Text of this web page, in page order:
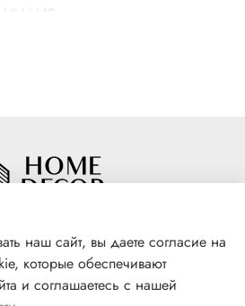
ИНДИЯ
Машинная стирка изделий в
316 00 81
ул. Лермонтова 102
наш сайт, вы даете согласие на
которые обеспечивают
и соглашаетесь с нашей